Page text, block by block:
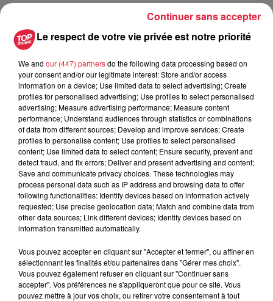
Lieu
Colmar Stadium
Organisateur https://www.facebook.com/srcolmar/
Tarif Payant
Vérifiez les horaires avant chaque match
Le respect de votre vie privée est notre priorité
We and our (447) partnersdo the following data processing based on
your consent and/or our legitimate interest: Store and/or access
information on a device; Use limited data to select advertising; Create
profiles for personalised advertising; Use profiles to select personalised
advertising; Measure advertising performance; Measure content
performance; Understand audiences through statistics or combinations
of data from different sources; Develop and improve services; Create
profiles to personalise content; Use profiles to select personalised
content; Use limited data to select content; Ensure security, prevent and
detect fraud, and fix errors; Deliver and present advertising and content;
Save and communicate privacy choices. These technologies may
process personal data such as IP address and browsing data to offer
following functionalities: Identify devices based on information actively
requested; Use precise geolocation data; Match and combine data from
other data sources; Link different devices; Identify devices based on
information transmitted automatically.
Vous pouvez accepter en cliquant sur "Accepter et fermer", ou affiner en
sélectionnant les finalités et/ou partenaires dans "Gérer mes choix".
Vous pouvez également refuser en cliquant sur "Continuer sans
accepter". Vos préférences ne s'appliqueront que pour ce site. Vous
pouvez mettre à jour vos choix, ou retirer votre consentement à tout
Continuer sans accepter